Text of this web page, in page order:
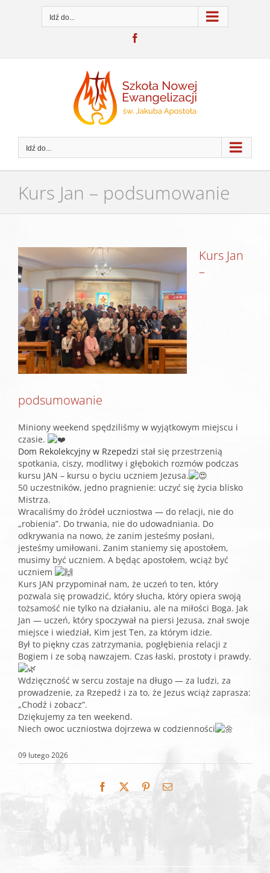
zawartości
Idź do...
Idź do...
Kurs Jan – podsumowanie
Pokaż
większy
obrazek
Kurs Jan
–
podsumowanie
Miniony weekend spędziliśmy w wyjątkowym miejscu i
czasie.
Dom Rekolekcyjny w Rzepedzi stał się przestrzenią
spotkania, ciszy, modlitwy i głębokich rozmów podczas
kursu JAN – kursu o byciu uczniem Jezusa.
50 uczestników, jedno pragnienie: uczyć się życia blisko
Mistrza.
Wracaliśmy do źródeł uczniostwa — do relacji, nie do
„robienia”. Do trwania, nie do udowadniania. Do
odkrywania na nowo, że zanim jesteśmy posłani,
jesteśmy umiłowani. Zanim staniemy się apostołem,
musimy być uczniem. A będąc apostołem, wciąż być
uczniem
Kurs JAN przypominał nam, że uczeń to ten, który
pozwala się prowadzić, który słucha, który opiera swoją
tożsamość nie tylko na działaniu, ale na miłości Boga. Jak
Jan — uczeń, który spoczywał na piersi Jezusa, znał swoje
miejsce i wiedział, Kim jest Ten, za którym idzie.
Był to piękny czas zatrzymania, pogłębienia relacji z
Bogiem i ze sobą nawzajem. Czas łaski, prostoty i prawdy.
Wdzięczność w sercu zostaje na długo — za ludzi, za
prowadzenie, za Rzepedź i za to, że Jezus wciąż zaprasza:
„Chodź i zobacz”.
Dziękujemy za ten weekend.
Niech owoc uczniostwa dojrzewa w codzienności
09 lutego 2026
Facebook PinterestEmail